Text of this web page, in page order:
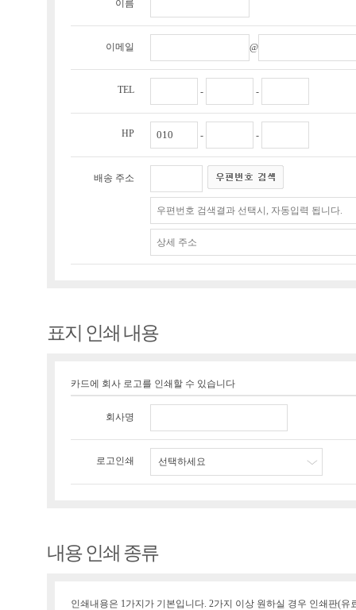
이름
이메일 @
TEL - -
HP - -
배송 주소
표지 인쇄 내용
카드에 회사 로고를 인쇄할 수 있습니다
회사명
로고인쇄 선택하세요
내용 인쇄 종류
인쇄내용은 1가지가 기본입니다. 2가지 이상 원하실 경우 인쇄판(유